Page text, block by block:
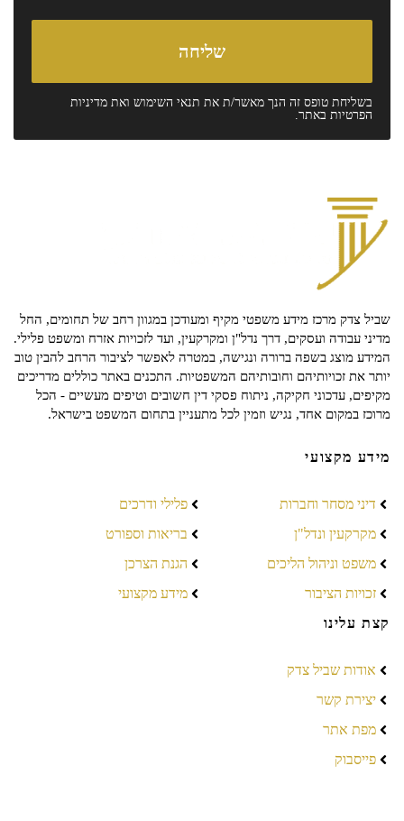
בשליחת טופס זה הנך מאשר/ת את תנאי השימוש ואת מדיניות
הפרטיות באתר.
שביל צדק מרכז מידע משפטי מקיף ומעודכן במגוון רחב של תחומים, החל
מדיני עבודה ועסקים, דרך נדל"ן ומקרקעין, ועד לזכויות אזרח ומשפט פלילי.
המידע מוצג בשפה ברורה ונגישה, במטרה לאפשר לציבור הרחב להבין טוב
יותר את זכויותיהם וחובותיהם המשפטיות. התכנים באתר כוללים מדריכים
מקיפים, עדכוני חקיקה, ניתוח פסקי דין חשובים וטיפים מעשיים - הכל
מרוכז במקום אחד, נגיש וזמין לכל מתעניין בתחום המשפט בישראל.
מידע מקצועי
דיני מסחר וחברות
מקרקעין ונדל"ן
משפט וניהול הליכים
זכויות הציבור
פלילי ודרכים
בריאות וספורט
הגנת הצרכן
מידע מקצועי
קצת עלינו
אודות שביל צדק
יצירת קשר
מפת אתר
פייסבוק